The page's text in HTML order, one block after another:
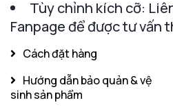
Tùy chỉnh kích cỡ:
Fanpage để được tư vấn
Cách đặt hàng
Hướng dẫn bảo quản & vệ
sinh sản phẩm